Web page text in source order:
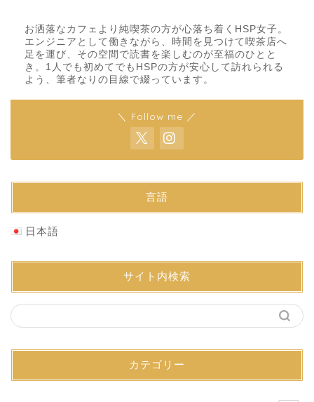
お洒落なカフェより純喫茶の方が心落ち着くHSP女子。
エンジニアとして働きながら、時間を見つけて喫茶店へ
足を運び、その空間で読書を楽しむのが至福のひとと
き。1人でも初めてでもHSPの方が安心して訪れられる
よう、筆者なりの目線で綴っています。
＼ Follow me ／
言語
日本語
サイト内検索
カテゴリー